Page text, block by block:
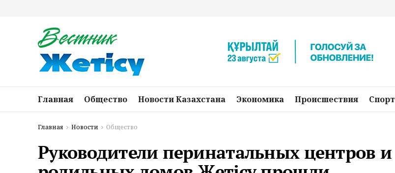
Главная Общество Новости Казахстана Экономика Происшествия Спорт
Главная Новости Общество
Руководители перинатальных центров и